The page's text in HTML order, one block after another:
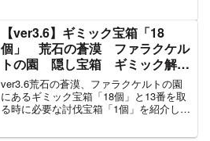
【ver3.6】ギミック宝箱「18
個」 荒石の蒼漠 ファラクケル
トの園 隠し宝箱 ギミック解
説 見逃しチェック 隠し宝箱
松明 霊光カゲロウ 灰残晶 コ
リュの太鼓 スメール 【ver3.6
ver3.6荒石の蒼漠、ファラクケルトの園
にあるギミック宝箱「18個」と13番を取
る時に必要な討伐宝箱「1個」を紹介して